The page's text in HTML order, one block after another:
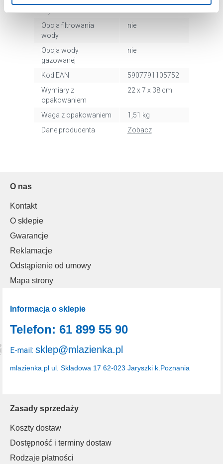
Aby uzyskać więcej informacji na temat plików plików
cookie, kliknij „Ustawienia plików cookie”.
uzyskać więcej informacji na temat plików cookie i tego,
dlaczego ich przepisy, przejdź do zakładu „Informacje o
plikach cookie”.
Opcja filtrowania
wody
nie
Opcja wody
gazowanej
nie
Kod EAN
5907791105752
Wymiary z
opakowaniem
22 x 7 x 38 cm
Waga z opakowaniem
1,51 kg
Dane producenta
Zobacz
O nas
Kontakt
O sklepie
Gwarancje
Reklamacje
Odstąpienie od umowy
Mapa strony
Zasady sprzedaży
Koszty dostaw
Dostępność i terminy dostaw
Rodzaje płatności
Informacja o sklepie
mlazienka.pl ul. Składowa 17 62-023 Jaryszki k.Poznania
Telefon: 61 899 55 90
E-mail: sklep@mlazienka.pl